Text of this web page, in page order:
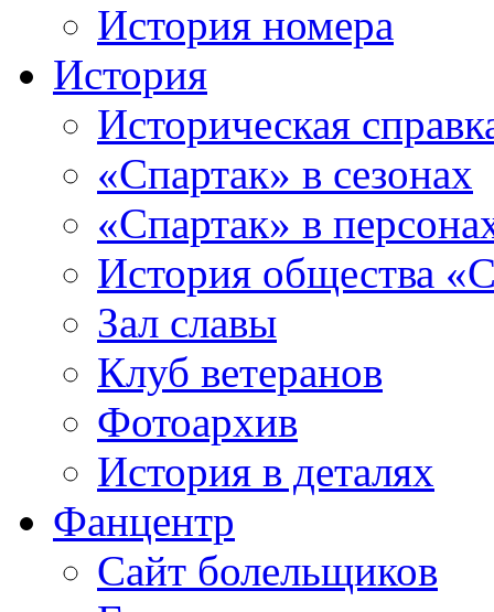
История номера
История
Историческая
«Спартак» в сезонах
«Спартак» в
История общества
Зал славы
Клуб ветеранов
Фотоархив
История в деталях
Фанцентр
Сайт болельщиков